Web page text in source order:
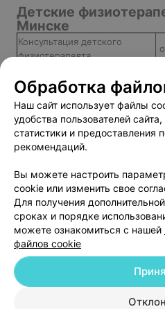
либо сад. Однозначно - это
у нас на участке, жаль что
на другой. Никогда не
как приходиться делать
понимать по анализу хотя бы
специалиста, которая со всей
вниманием относится к своим
Детские
Минске
Консультация детского
физиотерапевта
Лазеротерапия
Ударно-волновая терапия
Добавить
О проекте Новости
Обработка
Наш сайт использует файлы
удобства пользователей
статистики и предоставления
рекомендаций.
Вы можете настроить
cookie или изменить свое
Для получения
сроках и порядке
можете ознакомиться с нашей
файлов cookie